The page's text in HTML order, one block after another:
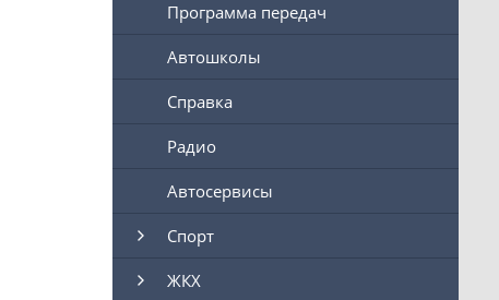
Программа передач
Автошколы
Справка
Радио
Автосервисы
Спорт
ЖКХ